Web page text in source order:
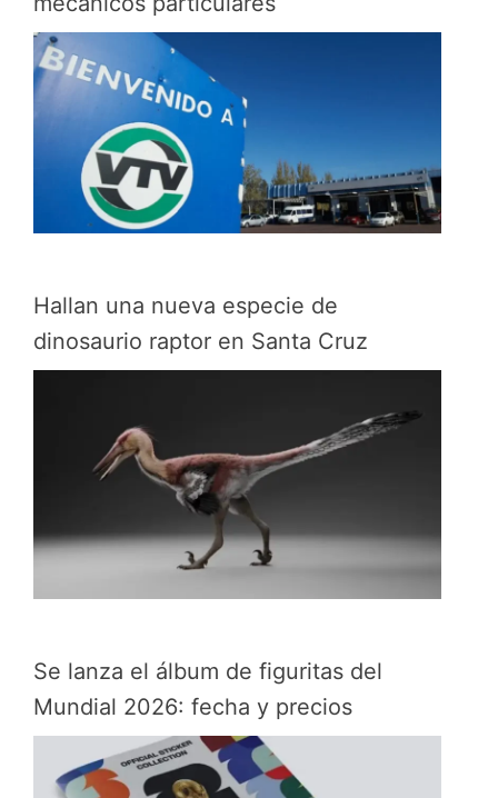
Hallan una nueva especie de
dinosaurio raptor en Santa Cruz
Se lanza el álbum de figuritas del
Mundial 2026: fecha y precios